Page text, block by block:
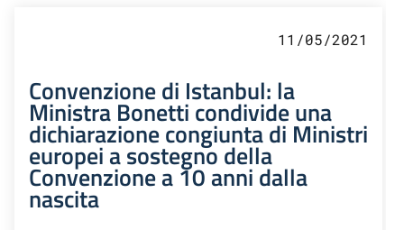
11/05/2021
Convenzione di Istanbul: la
Ministra Bonetti condivide una
dichiarazione congiunta di Ministri
europei a sostegno della
Convenzione a 10 anni dalla
nascita